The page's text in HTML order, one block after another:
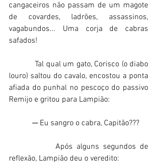
cangaceiros não passam de um magote
de covardes, ladrões, assassinos,
vagabundos... Uma corja de cabras
safados!
Tal qual um gato, Corisco (o diabo
louro) saltou do cavalo, encostou a ponta
afiada do punhal no pescoço do passivo
Remijo e gritou para Lampião:
─ Eu sangro o cabra, Capitão???
Após alguns segundos de
reflexão, Lampião deu o veredito: